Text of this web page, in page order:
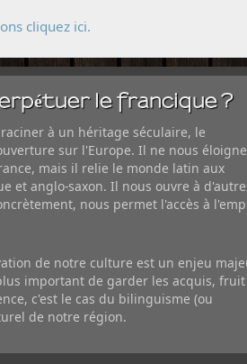
cliquez ici.
le francique ?
à un héritage séculaire, le
sur l'Europe. Il ne nous éloigne
mais il relie le monde latin aux
et anglo-saxon. Il nous ouvre à
nous permet l'accès à
de notre culture est un enjeu
important de garder les acquis, fruit
c'est le cas du bilinguisme (ou
de notre région.